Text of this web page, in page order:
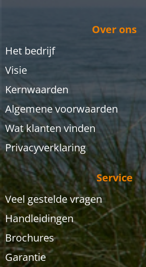
Over ons
Het bedrijf
Visie
Kernwaarden
Algemene voorwaarden
Wat klanten vinden
Privacyverklaring
Service
Veel gestelde vragen
Handleidingen
Brochures
Garantie